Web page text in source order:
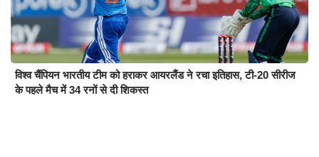
विश्व चैंपियन भारतीय टीम को हराकर आयरलैंड ने रचा इतिहास, टी-20 सीरीज
के पहले मैच में 34 रनों से दी शिकस्त